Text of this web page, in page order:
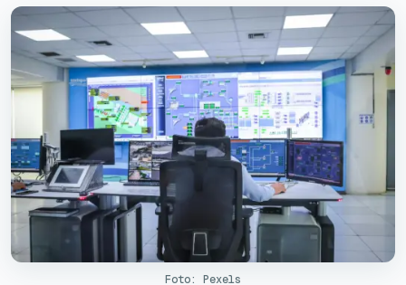
Foto: Pexels